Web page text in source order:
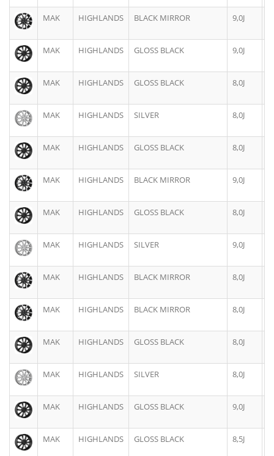
MAK HIGHLANDS BLACK MIRROR 9,0J
MAK HIGHLANDS GLOSS BLACK 9,0J
MAK HIGHLANDS GLOSS BLACK 8,0J
MAK HIGHLANDS SILVER 8,0J
MAK HIGHLANDS GLOSS BLACK 8,0J
MAK HIGHLANDS BLACK MIRROR 9,0J
MAK HIGHLANDS GLOSS BLACK 8,0J
MAK HIGHLANDS SILVER 9,0J
MAK HIGHLANDS BLACK MIRROR 8,0J
MAK HIGHLANDS BLACK MIRROR 8,0J
MAK HIGHLANDS GLOSS BLACK 8,0J
MAK HIGHLANDS SILVER 8,0J
MAK HIGHLANDS GLOSS BLACK 9,0J
MAK HIGHLANDS GLOSS BLACK 8,5J